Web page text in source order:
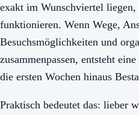
exakt im Wunschviertel
funktionieren. Wenn Wege,
Besuchsmöglichkeiten und
zusammenpassen, entsteht
die ersten Wochen hinaus
Praktisch bedeutet das: lieber